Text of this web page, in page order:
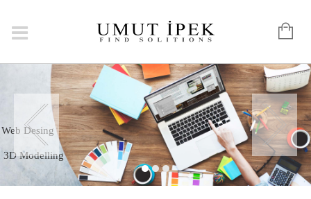
3D Modelling
Web Desing